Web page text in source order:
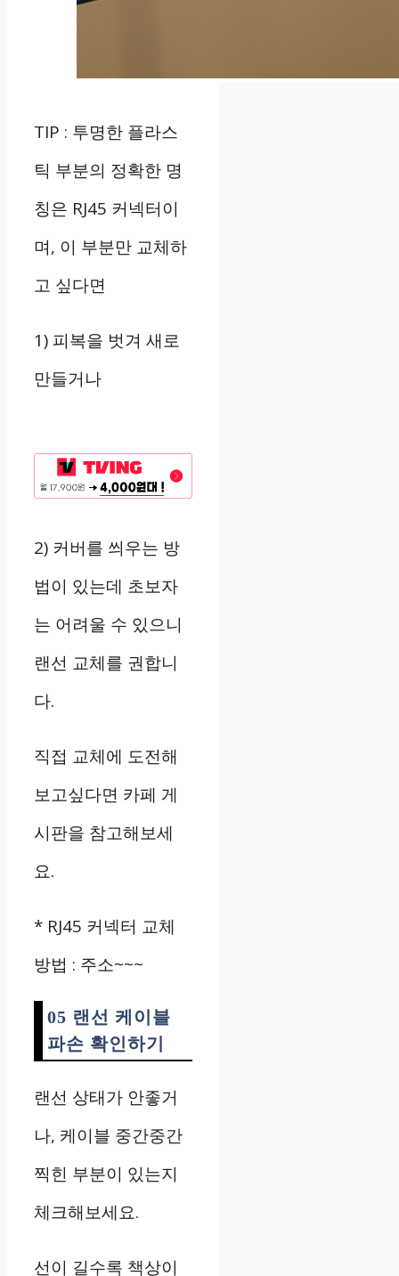
TIP : 투명한 플라스
틱 부분의 정확한 명
칭은 RJ45 커넥터이
며, 이 부분만 교체하
고 싶다면
1) 피복을 벗겨 새로
만들거나
2) 커버를 씌우는 방
법이 있는데 초보자
는 어려울 수 있으니
랜선 교체를 권합니
다.
직접 교체에 도전해
보고싶다면 카페 게
시판을 참고해보세
요.
* RJ45 커넥터 교체
방법 : 주소~~~
05 랜선 케이블
파손 확인하기
랜선 상태가 안좋거
나, 케이블 중간중간
찍힌 부분이 있는지
체크해보세요.
선이 길수록 책상이